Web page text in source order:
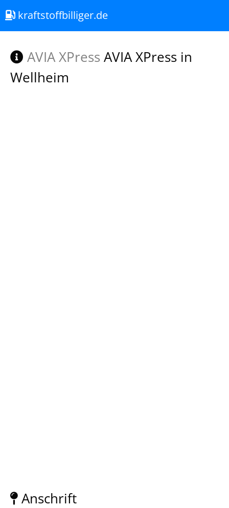
kraftstoffbilliger.de
AVIA XPress AVIA XPress in
Wellheim
Anschrift